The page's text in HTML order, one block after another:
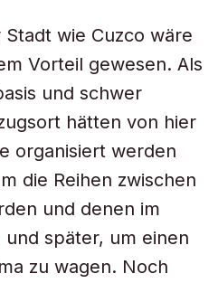
wie Cuzco wäre
Vorteil gewesen. Als
und schwer
hätten von hier
organisiert werden
die Reihen zwischen
und denen im
später, um einen
zu wagen. Noch